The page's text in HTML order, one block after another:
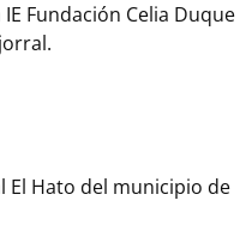
Fundación Celia Duque
El Hato del municipio de